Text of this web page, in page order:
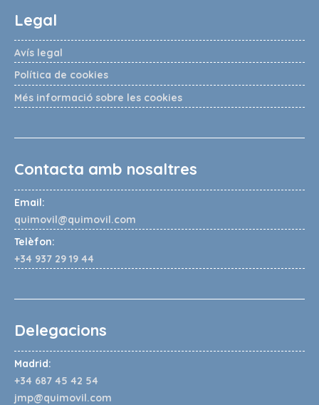
Legal
Avís legal
Política de cookies
Més informació sobre les cookies
Contacta amb nosaltres
Email:
quimovil@quimovil.com
Telèfon:
+34 937 29 19 44
Delegacions
Madrid:
+34 687 45 42 54
jmp@quimovil.com